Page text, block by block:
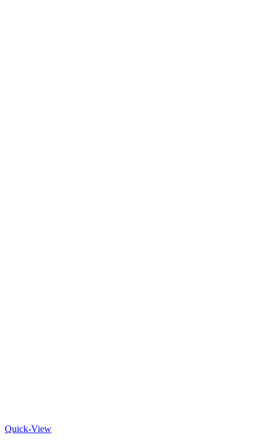
Quick-View